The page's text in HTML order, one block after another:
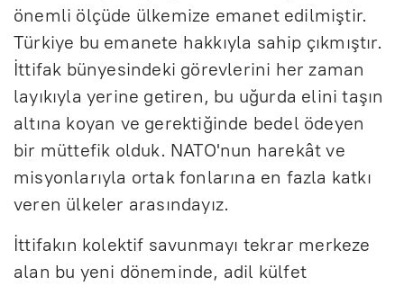
önemli ölçüde ülkemize emanet edilmiştir.
Türkiye bu emanete hakkıyla sahip çıkmıştır.
İttifak bünyesindeki görevlerini her zaman
layıkıyla yerine getiren, bu uğurda elini taşın
altına koyan ve gerektiğinde bedel ödeyen
bir müttefik olduk. NATO'nun harekât ve
misyonlarıyla ortak fonlarına en fazla katkı
veren ülkeler arasındayız.
İttifakın kolektif savunmayı tekrar merkeze
alan bu yeni döneminde, adil külfet